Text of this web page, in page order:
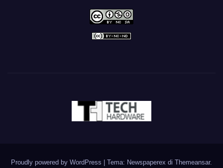
Proudly powered by WordPress | Tema: Newspaperex di Themeansar.